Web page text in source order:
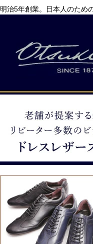
明治5年創業。日本人のため